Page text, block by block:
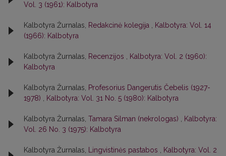
Vol. 3 (1961): Kalbotyra
Kalbotyra Žurnalas, Redakcinė kolegija
Kalbotyra: Vol. 14
(1966): Kalbotyra
Kalbotyra Žurnalas, Recenzijos
Kalbotyra: Vol. 2 (1960):
Kalbotyra
Kalbotyra Žurnalas,
Profesorius Dangerutis Čebelis (1927-
1978)
Kalbotyra: Vol. 31 No. 5 (1980): Kalbotyra
Kalbotyra Žurnalas, Tamara Silman (nekrologas)
Kalbotyra:
Vol. 26 No. 3 (1975): Kalbotyra
Kalbotyra Žurnalas, Lingvistinės pastabos
Kalbotyra: Vol. 2